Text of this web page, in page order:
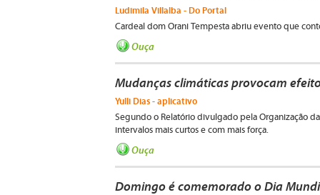
Ludimila Villalba - Do Portal
Cardeal dom Orani Tempesta abriu evento que
Ouça
Mudanças climáticas provocam
Yulli Dias - aplicativo
Segundo o Relatório divulgado pela Organização
intervalos mais curtos e com mais força.
Ouça
Domingo é comemorado o Dia